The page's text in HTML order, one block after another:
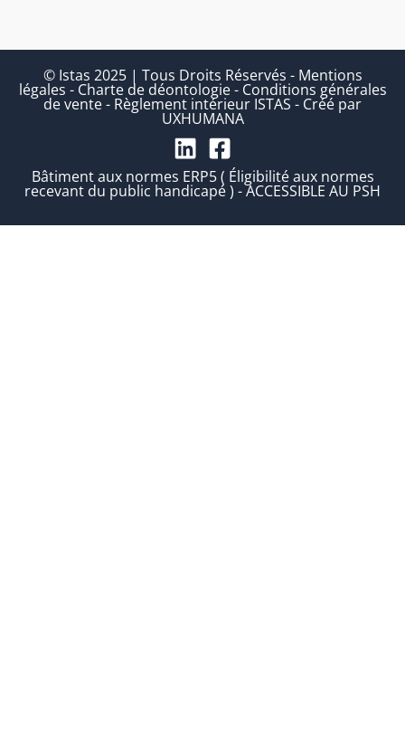
© Istas 2025 | Tous Droits Réservés - Mentions
légales - Charte de déontologie- Conditions générales
de vente- Règlement intérieur ISTAS - Créé par
UXHUMANA
Bâtiment aux normes ERP5 ( Éligibilité aux normes
recevant du public handicapé ) - ACCESSIBLE AU PSH